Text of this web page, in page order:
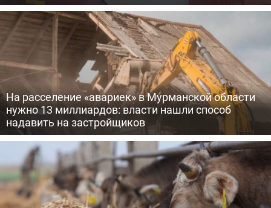
На расселение «авариек» в Мурманской области
нужно 13 миллиардов: власти нашли способ
надавить на застройщиков